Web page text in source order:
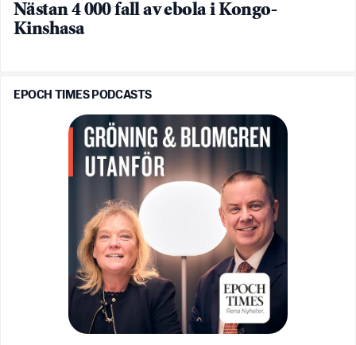
Nästan 4 000 fall av ebola i Kongo-
Kinshasa
EPOCH TIMES PODCASTS